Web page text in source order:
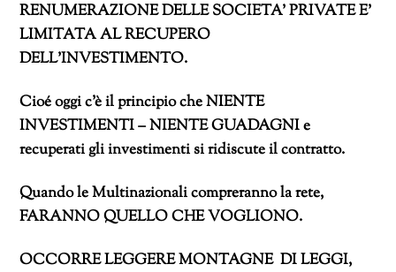
RENUMERAZIONE DELLE SOCIETA’ PRIVATE E’
LIMITATA AL RECUPERO
DELL’INVESTIMENTO.
Cioé oggi c’è il principio che NIENTE
INVESTIMENTI – NIENTE GUADAGNI e
recuperati gli investimenti si ridiscute il contratto.
Quando le Multinazionali compreranno la rete,
FARANNO QUELLO CHE VOGLIONO.
OCCORRE LEGGERE MONTAGNE DI LEGGI,